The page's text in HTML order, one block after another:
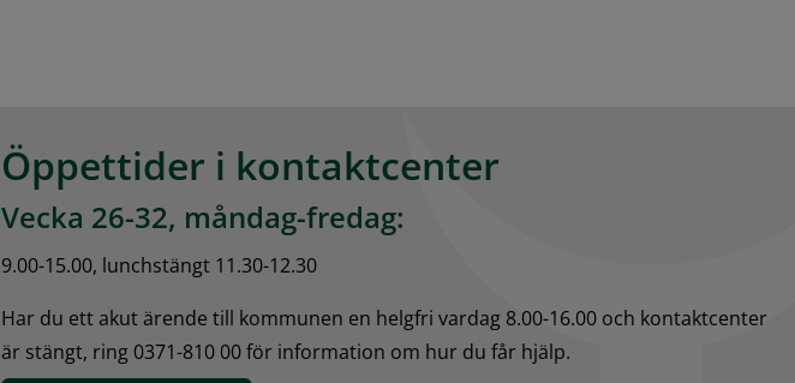
Öppettider i kontaktcenter
Vecka 26-32, måndag-fredag:
9.00-15.00, lunchstängt 11.30-12.30
Har du ett akut ärende till kommunen en helgfri vardag 8.00-16.00 och kontaktcenter
är stängt, ring 0371-810 00 för information om hur du får hjälp.